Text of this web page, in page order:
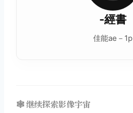
-經書
佳能ae－1p
🕸️ 继续探索影像宇宙